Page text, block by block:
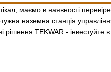
маємо в наявності
наземна станція
рішення TEKWAR - інвестуйте